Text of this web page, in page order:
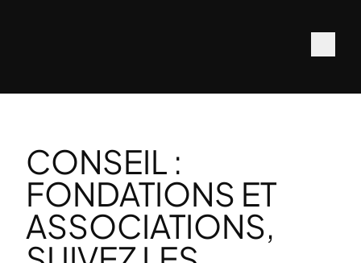
CONSEIL :
FONDATIONS ET
ASSOCIATIONS,